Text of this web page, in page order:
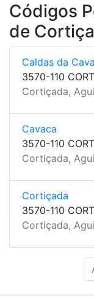
Códigos
de
Caldas da
3570-110
Cortiçada,
Cavaca
3570-110
Cortiçada,
Cortiçada
3570-110
Cortiçada,